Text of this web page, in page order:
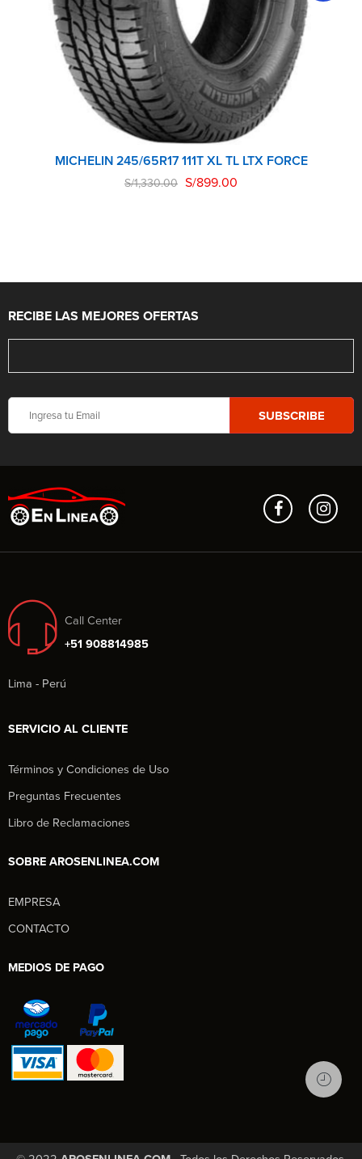
MICHELIN 245/65R17 111T XL TL LTX FORCE
S/1,330.00 S/899.00
RECIBE LAS MEJORES OFERTAS
Call Center
+51 908814985
Lima - Perú
SERVICIO AL CLIENTE
Términos y Condiciones de Uso
Preguntas Frecuentes
Libro de Reclamaciones
SOBRE AROSENLINEA.COM
EMPRESA
CONTACTO
MEDIOS DE PAGO